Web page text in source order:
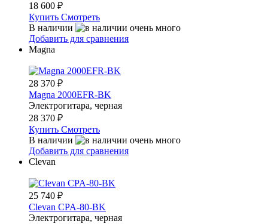
18 600 ₽
Купить Смотреть
В наличии
Добавить для сравнения
Magna
28 370 ₽
Magna 2000EFR-BK
Электрогитара, черная
28 370 ₽
Купить Смотреть
В наличии
Добавить для сравнения
Clevan
25 740 ₽
Clevan CPA-80-BK
Электрогитара, черная